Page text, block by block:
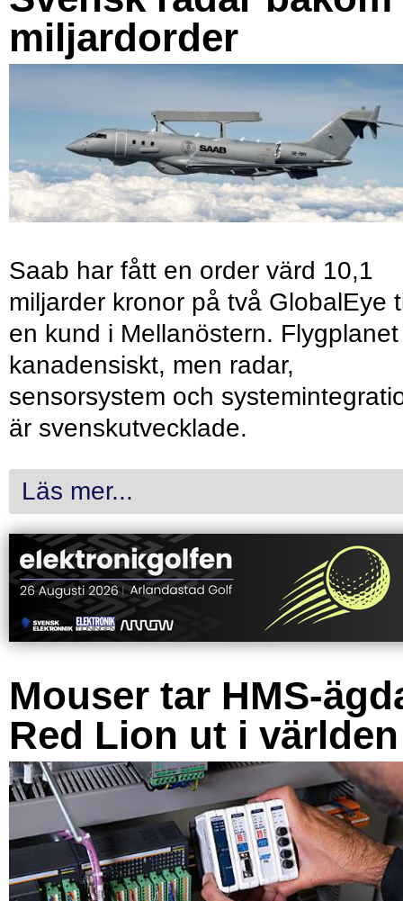
miljardorder
Saab har fått en order värd 10,1
miljarder kronor på två GlobalEye
en kund i Mellanöstern.
kanadensiskt, men radar,
sensorsystem och
är svenskutvecklade.
Läs mer...
Mouser tar HMS-
Red Lion ut i världen